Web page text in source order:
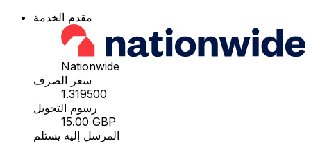
مقدم الخدمة
Nationwide
سعر الصرف
1.319500
رسوم التحويل
15.00 GBP
المرسل إليه يستلم